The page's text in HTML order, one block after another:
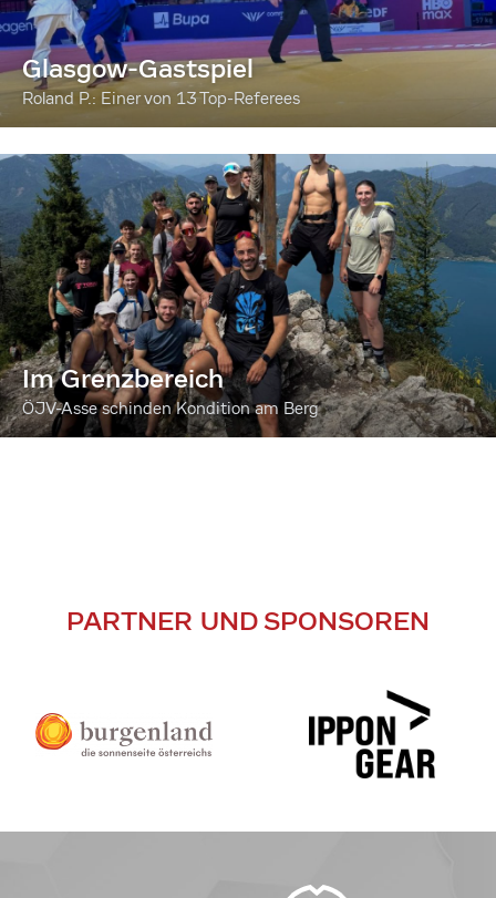
Glasgow-Gastspiel
Roland P.: Einer von 13 Top-Referees
Im Grenzbereich
ÖJV-Asse schinden Kondition am Berg
PARTNER UND SPONSOREN